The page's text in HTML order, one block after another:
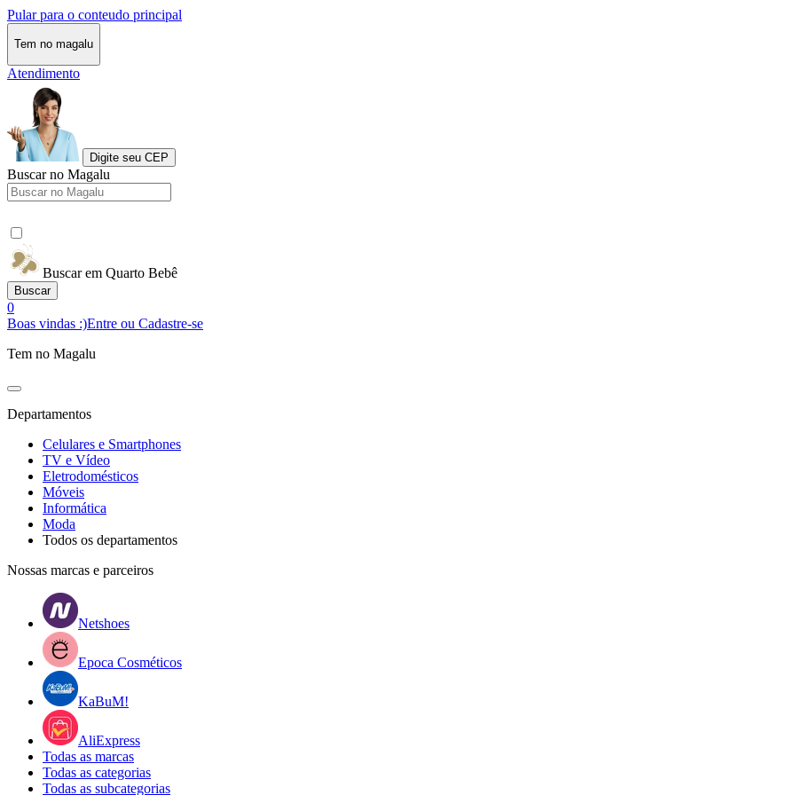
Pular para o conteudo principal
Tem no magalu
Atendimento
Digite seu CEP
Buscar no Magalu
Buscar em Quarto Bebê
Buscar
0
Boas vindas :)Entre ou Cadastre-se
Tem no Magalu
Departamentos
Celulares e Smartphones
TV e Vídeo
Eletrodomésticos
Móveis
Informática
Moda
Todos os departamentos
Nossas marcas e parceiros
Netshoes
Epoca Cosméticos
KaBuM!
AliExpress
Todas as marcas
Todas as categorias
Todas as subcategorias